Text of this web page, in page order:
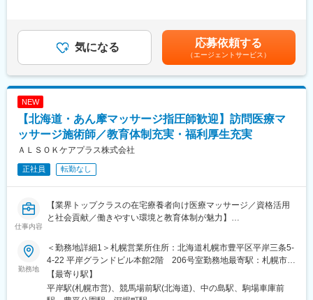
賞しました。共に「Implant and Tissue-Replacement Product」
部門でも優れた評価を獲得しています。世界各都市に支社を構
え、世界の整形外科医及び研究所と連携することで革新的な医療
技術を開発し、製品の設計、製造を続けています。また、2004年
・営業スタイル：代理店と協力して医療機関へ営業活動を行いま
す。基本的に事務所へ出社しますが、直行直帰をする場合もあり
ます。全員に社用車を貸与しています。
販売できるのは当社のみです。血圧計、体温計のデータを飛ば
し、病院の電子カルテに表示するなど、これまでにない画期的な
提案をする事ができます。
■研修：
す。具体的には半年間で独り立ちしてもらうために、入社時・50
日目・150日目と3回に分けた研修プログラムを用意。人体のしく
修の合間の期間は配属先でのOJTにてキャッチアップいただきま
す。
■長期就業できる環境：
・転勤：エリア内で発生する可能性あり ※全国転勤はございませ
性があります。月給(月額)は固定手当を含めた表記です。
気になる 応募依頼する
（エージェントサービス）
NEW
【北海道・あん摩マッサージ指圧師歓迎】訪問医療マ
ッサージ施術師／教育体制充実・福利厚生充実
ＡＬＳＯＫケアプラス株式会社
正社員 転勤なし
仕事内容
【業界トップクラスの在宅療養者向け医療マッサージ／資格活用
と社会貢献／働きやすい環境と教育体制が魅力】
■業務概要
当社は在宅療養者や介護を必要とされる方のご自宅や入居施設を
訪問し、健康保険が適用される医療マッサージ施術を提供してい
ます。施術師として、ご利用者様の身体機能や精神機能の維持・
向上、QOL（生活の質）向上を目指したサービスを展開し、地域
勤務地
＜勤務地詳細1＞札幌営業所住所：北海道札幌市豊平区平岸三条5-
4-22 平岸グランドビル本館2階 206号室勤務地最寄駅：札幌市営
地下鉄南北線／平岸駅受動喫煙対策：屋内全面禁煙＜勤務地詳細2
＞函館出張所住所：北海道函館市日吉町4-16-21 コンテ日吉5号室
受動喫煙対策：屋内全面禁煙変更の範囲：会社の定める事業所
【最寄り駅】
平岸駅(札幌市営)、競馬場前駅(北海道)、中の島駅、駒場車庫前